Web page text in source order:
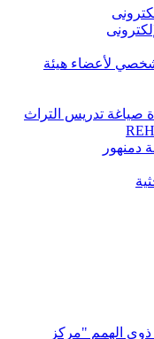
لأعضاء هيئة
صياغة تدريس التراث
دمنهور
الهمم "مركز